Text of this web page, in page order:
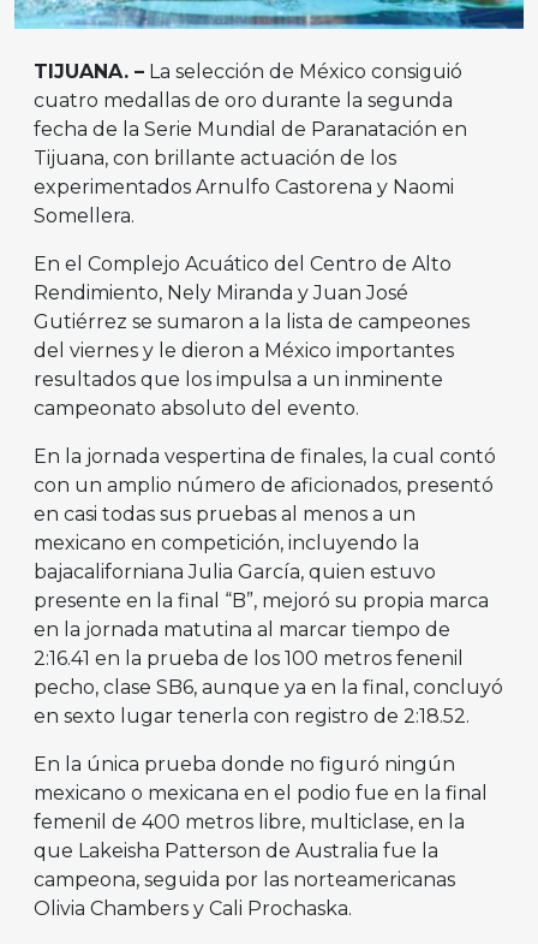
TIJUANA. – La selección de México consiguió
cuatro medallas de oro durante la segunda
fecha de la Serie Mundial de Paranatación en
Tijuana, con brillante actuación de los
experimentados Arnulfo Castorena y Naomi
Somellera.
En el Complejo Acuático del Centro de Alto
Rendimiento, Nely Miranda y Juan José
Gutiérrez se sumaron a la lista de campeones
del viernes y le dieron a México importantes
resultados que los impulsa a un inminente
campeonato absoluto del evento.
En la jornada vespertina de finales, la cual contó
con un amplio número de aficionados, presentó
en casi todas sus pruebas al menos a un
mexicano en competición, incluyendo la
bajacaliforniana Julia García, quien estuvo
presente en la final “B”, mejoró su propia marca
en la jornada matutina al marcar tiempo de
2:16.41 en la prueba de los 100 metros fenenil
pecho, clase SB6, aunque ya en la final, concluyó
en sexto lugar tenerla con registro de 2:18.52.
En la única prueba donde no figuró ningún
mexicano o mexicana en el podio fue en la final
femenil de 400 metros libre, multiclase, en la
que Lakeisha Patterson de Australia fue la
campeona, seguida por las norteamericanas
Olivia Chambers y Cali Prochaska.